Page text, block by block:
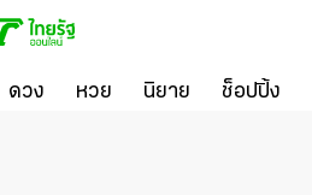
ดวง หวย นิยาย ช็อปปิ้ง